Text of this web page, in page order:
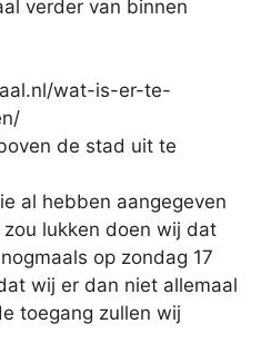
verder van binnen
wat-is-er-te-
de stad uit te
al hebben aangegeven
lukken doen wij dat
op zondag 17
wij er dan niet allemaal
toegang zullen wij